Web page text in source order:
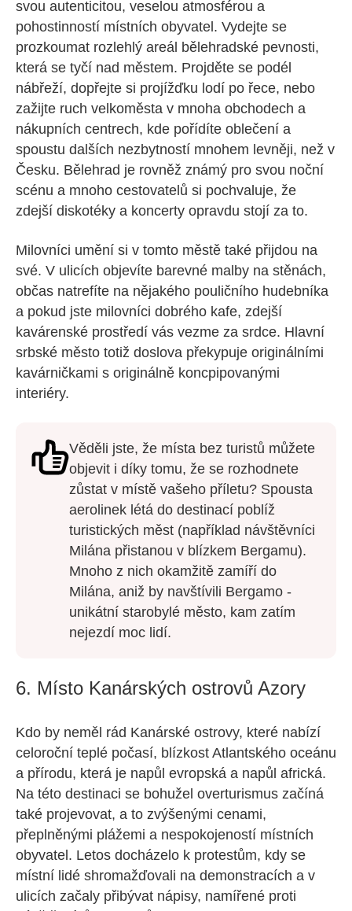
svou autenticitou, veselou atmosférou a
pohostinností místních obyvatel. Vydejte se
prozkoumat rozlehlý areál bělehradské pevnosti,
která se tyčí nad městem. Projděte se podél
nábřeží, dopřejte si projížďku lodí po řece, nebo
zažijte ruch velkoměsta v mnoha obchodech a
nákupních centrech, kde pořídíte oblečení a
spoustu dalších nezbytností mnohem levněji, než v
Česku. Bělehrad je rovněž známý pro svou noční
scénu a mnoho cestovatelů si pochvaluje, že
zdejší diskotéky a koncerty opravdu stojí za to.
Milovníci umění si v tomto městě také přijdou na
své. V ulicích objevíte barevné malby na stěnách,
občas natrefíte na nějakého pouličního hudebníka
a pokud jste milovníci dobrého kafe, zdejší
kavárenské prostředí vás vezme za srdce. Hlavní
srbské město totiž doslova překypuje originálními
kavárničkami s originálně koncpipovanými
interiéry.
Věděli jste, že místa bez turistů můžete
objevit i díky tomu, že se rozhodnete
zůstat v místě vašeho příletu? Spousta
aerolinek létá do destinací poblíž
turistických měst (například návštěvníci
Milána přistanou v blízkem Bergamu).
Mnoho z nich okamžitě zamíří do
Milána, aniž by navštívili Bergamo -
unikátní starobylé město, kam zatím
nejezdí moc lidí.
6. Místo Kanárských ostrovů Azory
Kdo by neměl rád Kanárské ostrovy, které nabízí
celoroční teplé počasí, blízkost Atlantského oceánu
a přírodu, která je napůl evropská a napůl africká.
Na této destinaci se bohužel overturismus začíná
také projevovat, a to zvýšenými cenami,
přeplněnými plážemi a nespokojeností místních
obyvatel. Letos docházelo k protestům, kdy se
místní lidé shromažďovali na demonstracích a v
ulicích začaly přibývat nápisy, namířené proti